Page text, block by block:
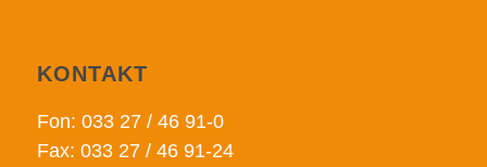
KONTAKT
Fon: 033 27 / 46 91-0
Fax: 033 27 / 46 91-24